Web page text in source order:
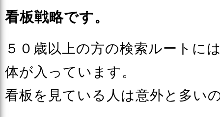
看板戦略です。
５０歳以上の方の検索ルートに
体が入っています。
看板を見ている人は意外と多い